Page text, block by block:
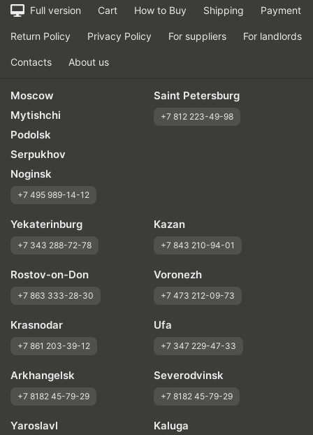
Full version Cart How to Buy Shipping Payment
Return Policy Privacy Policy For suppliers For landlords
Contacts About us
Moscow
Mytishchi
Podolsk
Serpukhov
Noginsk
+7 495 989-14-12
Saint Petersburg
+7 812 223-49-98
Yekaterinburg
+7 343 288-72-78
Kazan
+7 843 210-94-01
Rostov-on-Don
+7 863 333-28-30
Voronezh
+7 473 212-09-73
Krasnodar
+7 861 203-39-12
Ufa
+7 347 229-47-33
Arkhangelsk
+7 8182 45-79-29
Severodvinsk
+7 8182 45-79-29
Yaroslavl Kaluga